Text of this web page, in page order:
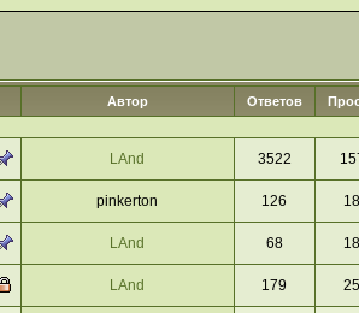
Автор Ответов
LAnd 3522
pinkerton 126
LAnd 68
LAnd 179